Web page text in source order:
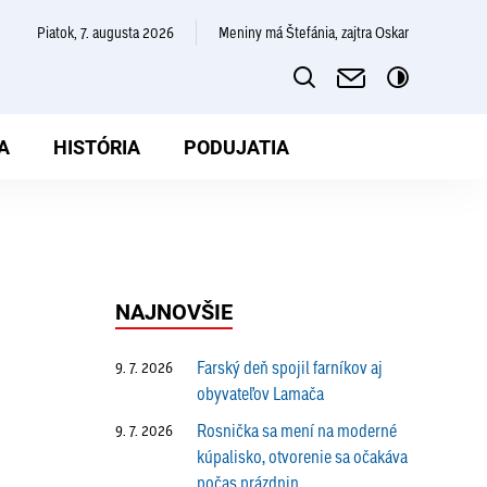
piatok, 7. augusta 2026 Meniny má Štefánia, zajtra Oskar
HISTÓRIA PODUJATIA
NAJNOVŠIE
9. 7. 2026
Farský deň spojil farníkov aj
obyvateľov Lamača
9. 7. 2026
Rosnička sa mení na moderné
kúpalisko, otvorenie sa očakáva